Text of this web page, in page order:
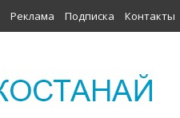
Реклама Подписка Контакты